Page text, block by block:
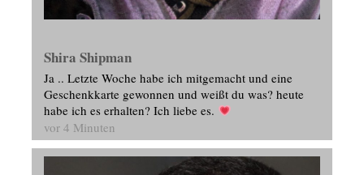
Shira Shipman
Ja .. Letzte Woche habe ich mitgemacht und eine
Geschenkkarte gewonnen und weißt du was? heute
habe ich es erhalten? Ich liebe es.
vor 4 Minuten